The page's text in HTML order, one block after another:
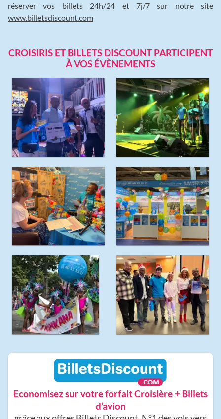
réserver vos billets 24h/24 et 7j/7 sur notre site
www.billetsdiscount.com
CROISIRIS ET BILLETS DISCOUNT PARTICIPENT
À VOS ÉVÈNEMENTS
Economisez sur votre forfait Croisière + Billets
d’avion